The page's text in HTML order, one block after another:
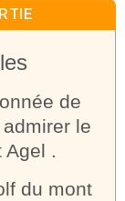
de
le
Agel .
du mont